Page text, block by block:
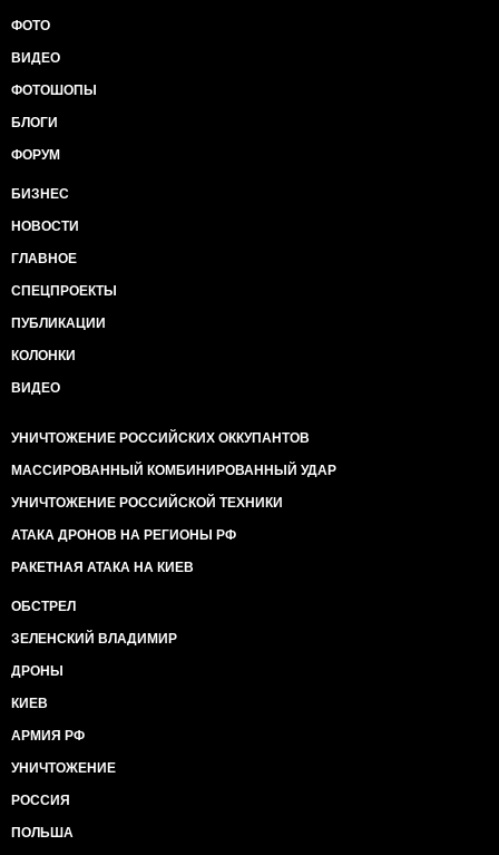
ФОТО
ВИДЕО
ФОТОШОПЫ
БЛОГИ
ФОРУМ
БИЗНЕС
НОВОСТИ
ГЛАВНОЕ
СПЕЦПРОЕКТЫ
ПУБЛИКАЦИИ
КОЛОНКИ
ВИДЕО
УНИЧТОЖЕНИЕ РОССИЙСКИХ ОККУПАНТОВ
МАССИРОВАННЫЙ КОМБИНИРОВАННЫЙ УДАР
УНИЧТОЖЕНИЕ РОССИЙСКОЙ ТЕХНИКИ
АТАКА ДРОНОВ НА РЕГИОНЫ РФ
РАКЕТНАЯ АТАКА НА КИЕВ
ОБСТРЕЛ
ЗЕЛЕНСКИЙ ВЛАДИМИР
ДРОНЫ
КИЕВ
АРМИЯ РФ
УНИЧТОЖЕНИЕ
РОССИЯ
ПОЛЬША